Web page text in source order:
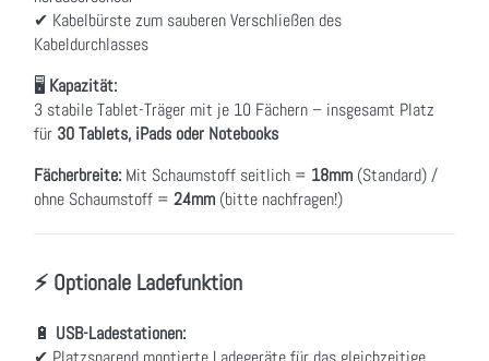
✔ Kabelbürste zum sauberen Verschließen des
Kabeldurchlasses
🖥 Kapazität:
3 stabile Tablet-Träger mit je 10 Fächern – insgesamt Platz
für 30 Tablets, iPads oder Notebooks
Fächerbreite: Mit Schaumstoff seitlich = 18mm (Standard) /
ohne Schaumstoff = 24mm (bitte nachfragen!)
⚡ Optionale Ladefunktion
🔋 USB-Ladestationen: